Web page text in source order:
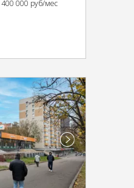
400 000 руб/мес